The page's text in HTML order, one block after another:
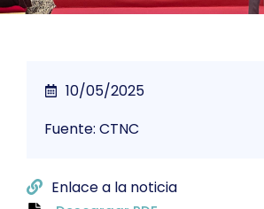
10/05/2025
Fuente: CTNC
Enlace a la noticia